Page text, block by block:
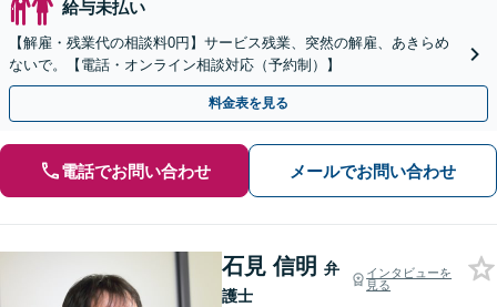
給与未払い
【解雇・残業代の相談料0円】サービス残業、突然の解雇、あきらめ
ないで。【電話・オンライン相談対応（予約制）】
料金表を見る
電話でお問い合わせ メールでお問い合わせ
石見 信明 弁
護士
インタビューを
見る